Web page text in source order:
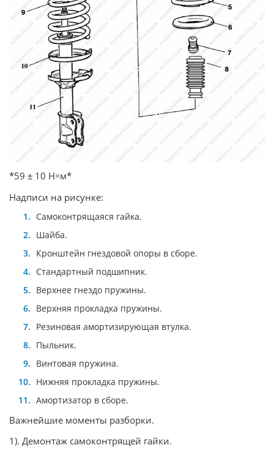
*59 ± 10 Н×м*
Надписи на рисунке:
Самоконтрящаяся гайка.
Шайба.
Кронштейн гнездовой опоры в сборе.
Стандартный подшипник.
Верхнее гнездо пружины.
Верхняя прокладка пружины.
Резиновая амортизирующая втулка.
Пыльник.
Винтовая пружина.
Нижняя прокладка пружины.
Амортизатор в сборе.
Важнейшие моменты разборки.
1). Демонтаж самоконтрящей гайки.